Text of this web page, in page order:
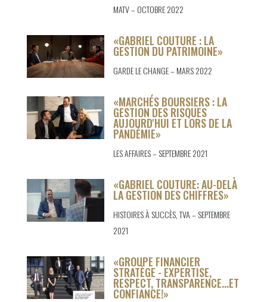
MATV – OCTOBRE 2022
«GABRIEL COUTURE : LA
GESTION DU PATRIMOINE»
GARDE LE CHANGE – MARS 2022
«MARCHÉS BOURSIERS : LA
GESTION DES RISQUES
AUJOURD'HUI ET LORS DE LA
PANDÉMIE»
LES AFFAIRES – SEPTEMBRE 2021
«GABRIEL COUTURE: AU-DELÀ
LA GESTION DES CHIFFRES»
HISTOIRES À SUCCÈS, TVA – SEPTEMBRE
2021
«GROUPE FINANCIER
STRATÈGE - EXPERTISE,
RESPECT, TRANSPARENCE...ET
CONFIANCE!»